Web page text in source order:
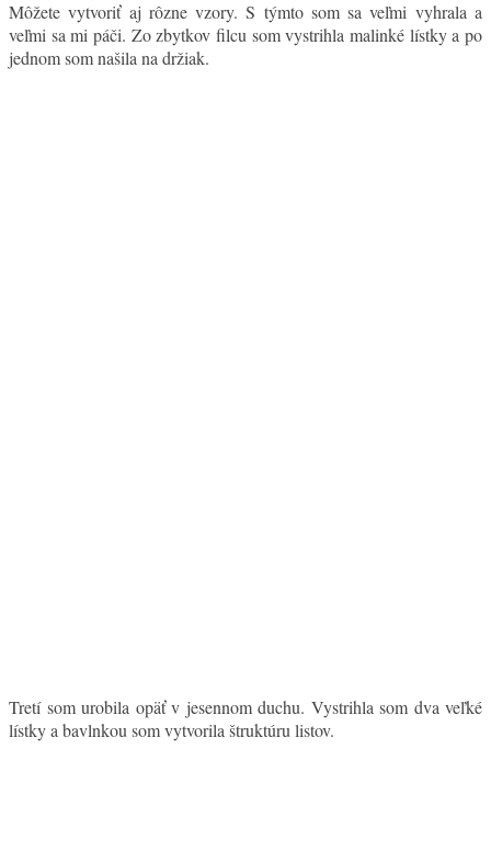
Môžete vytvoriť aj rôzne vzory. S týmto som sa veľmi vyhrala a
veľmi sa mi páči. Zo zbytkov filcu som vystrihla malinké lístky a po
jednom som našila na držiak.
Tretí som urobila opäť v jesennom duchu. Vystrihla som dva veľké
lístky a bavlnkou som vytvorila štruktúru listov.